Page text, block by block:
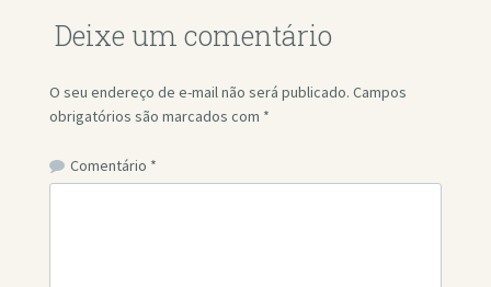
Deixe um comentário
O seu endereço de e-mail não será publicado. Campos
obrigatórios são marcados com *
Comentário *